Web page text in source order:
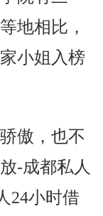
地相比，
小姐入榜
傲，也不
-成都私人
24小时借